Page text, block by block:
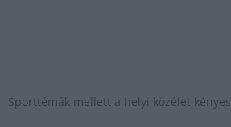
Sporttémák mellett a helyi közélet